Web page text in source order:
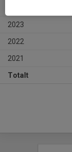
2023
2022
2021
Totalt